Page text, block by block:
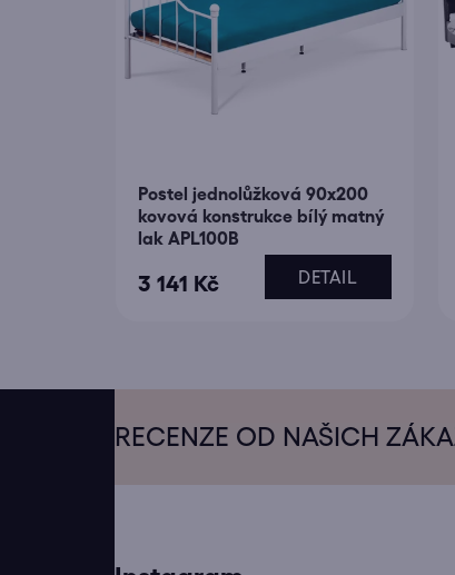
Postel jednolůžková 90x200
kovová konstrukce bílý matný
lak APL100B
3 141 Kč DETAIL
RECENZE OD NAŠICH